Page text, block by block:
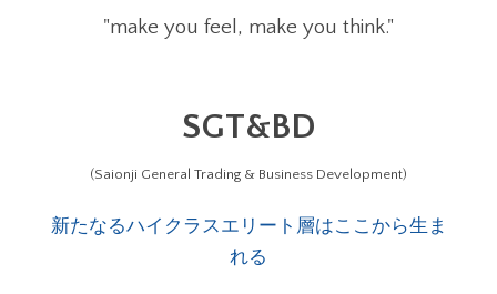
"make you feel, make you think."
SGT&BD
(Saionji General Trading & Business Development)
新たなるハイクラスエリート層はここから生ま
れる